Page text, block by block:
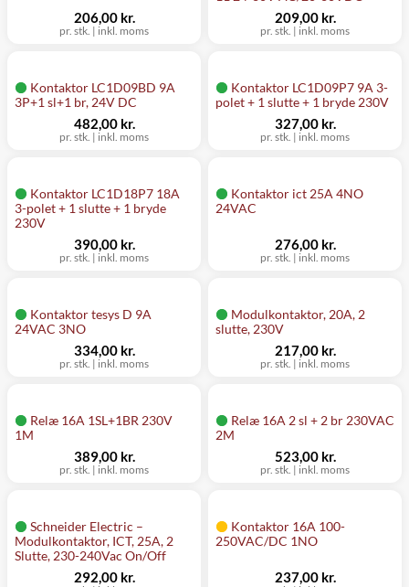
pr. stk. | inkl. moms
206,00 kr.
pr. stk. | inkl. moms
209,00 kr.
Kontaktor LC1D09BD 9A
3P+1 sl+1 br, 24V DC
pr. stk. | inkl. moms
482,00 kr.
Kontaktor LC1D09P7 9A 3-
polet + 1 slutte + 1 bryde 230V
pr. stk. | inkl. moms
327,00 kr.
Kontaktor LC1D18P7 18A
3-polet + 1 slutte + 1 bryde
230V
pr. stk. | inkl. moms
390,00 kr.
Kontaktor ict 25A 4NO
24VAC
pr. stk. | inkl. moms
276,00 kr.
Kontaktor tesys D 9A
24VAC 3NO
pr. stk. | inkl. moms
334,00 kr.
Modulkontaktor, 20A, 2
slutte, 230V
pr. stk. | inkl. moms
217,00 kr.
Relæ 16A 1SL+1BR 230V
1M
pr. stk. | inkl. moms
389,00 kr.
Relæ 16A 2 sl + 2 br 230VAC
2M
pr. stk. | inkl. moms
523,00 kr.
Schneider Electric –
Modulkontaktor, ICT, 25A, 2
Slutte, 230-240Vac On/Off
292,00 kr.
Kontaktor 16A 100-
250VAC/DC 1NO
237,00 kr.